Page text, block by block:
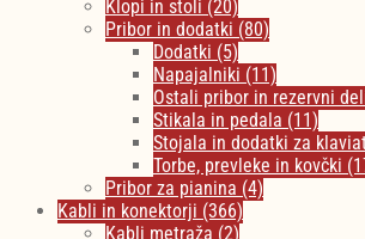
Klopi in stoli (20)
Pribor in dodatki (80)
Dodatki (5)
Napajalniki (11)
Ostali pribor in rezervni
Stikala in pedala (11)
Stojala in dodatki za
Torbe, prevleke in kovčki
Pribor za pianina (4)
Kabli in konektorji (366)
Kabli metraža (2)